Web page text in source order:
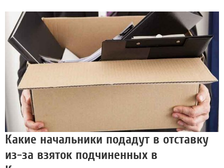
Какие начальники подадут в отставку
из-за взяток подчиненных в